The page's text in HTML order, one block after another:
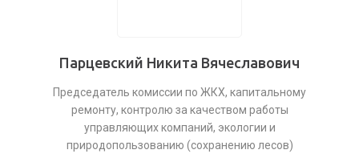
Парцевский Никита Вячеславович
Председатель комиссии по ЖКХ, капитальному
ремонту, контролю за качеством работы
управляющих компаний, экологии и
природопользованию (сохранению лесов)